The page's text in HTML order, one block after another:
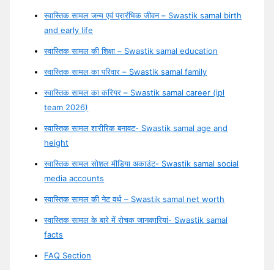
स्वास्तिक सामल जन्म एवं प्रारंभिक जीवन – Swastik samal birth
and early life
स्वास्तिक सामल की शिक्षा – Swastik samal education
स्वास्तिक सामल का परिवार – Swastik samal family
स्वास्तिक सामल का करियर – Swastik samal career (ipl
team 2026)
स्वास्तिक सामल शारीरिक बनावट- Swastik samal age and
height
स्वास्तिक सामल सोशल मीडिया अकाउंट- Swastik samal social
media accounts
स्वास्तिक सामल की नेट वर्थ – Swastik samal net worth
स्वास्तिक सामल के बारे में रोचक जानकारियां- Swastik samal
facts
FAQ Section